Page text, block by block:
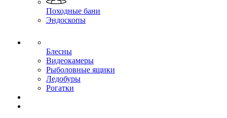
Походные бани
Эндоскопы
Блесны
Видеокамеры
Рыболовные ящики
Ледобуры
Рогатки